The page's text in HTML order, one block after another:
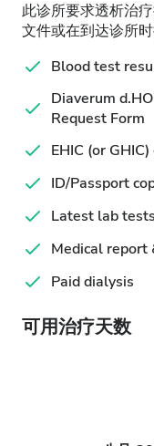
此诊所要求透析治
文件或在到达诊所时
Blood test
Diaverum
Request Form
EHIC (or GHIC)
ID/Passport
Latest lab tests
Medical report
Paid dialysis
可用治疗天数